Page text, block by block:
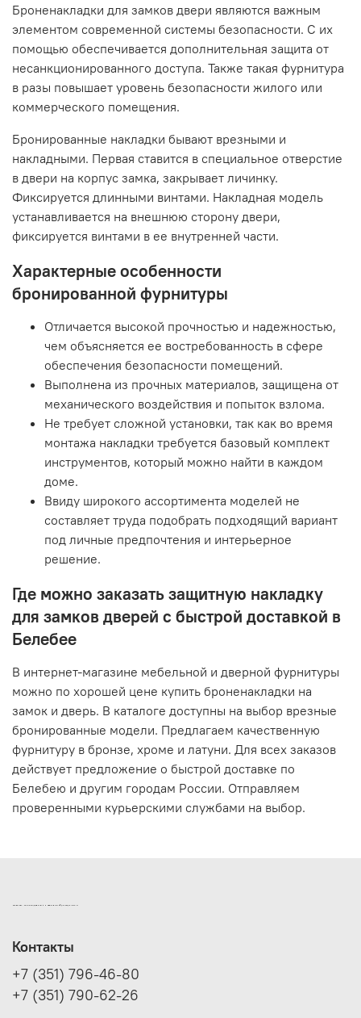
Броненакладки для замков двери являются важным
элементом современной системы безопасности. С их
помощью обеспечивается дополнительная защита от
несанкционированного доступа. Также такая фурнитура
в разы повышает уровень безопасности жилого или
коммерческого помещения.
Бронированные накладки бывают врезными и
накладными. Первая ставится в специальное отверстие
в двери на корпус замка, закрывает личинку.
Фиксируется длинными винтами. Накладная модель
устанавливается на внешнюю сторону двери,
фиксируется винтами в ее внутренней части.
Характерные особенности
бронированной фурнитуры
Отличается высокой прочностью и надежностью,
чем объясняется ее востребованность в сфере
обеспечения безопасности помещений.
Выполнена из прочных материалов, защищена от
механического воздействия и попыток взлома.
Не требует сложной установки, так как во время
монтажа накладки требуется базовый комплект
инструментов, который можно найти в каждом
доме.
Ввиду широкого ассортимента моделей не
составляет труда подобрать подходящий вариант
под личные предпочтения и интерьерное
решение.
Где можно заказать защитную накладку
для замков дверей с быстрой доставкой в
Белебее
В интернет-магазине мебельной и дверной фурнитуры
можно по хорошей цене купить броненакладки на
замок и дверь. В каталоге доступны на выбор врезные
бронированные модели. Предлагаем качественную
фурнитуру в бронзе, хроме и латуни. Для всех заказов
действует предложение о быстрой доставке по
Белебею и другим городам России. Отправляем
проверенными курьерскими службами на выбор.
ИНТЕРНЕТ-МАГАЗИН ДВЕРНОЙ И МЕБЕЛЬНОЙ ФУРНИТУРЫ САМ
Контакты
+7 (351) 796-46-80
+7 (351) 790-62-26